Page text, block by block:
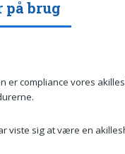
på brug
er compliance vores
viste sig at være en